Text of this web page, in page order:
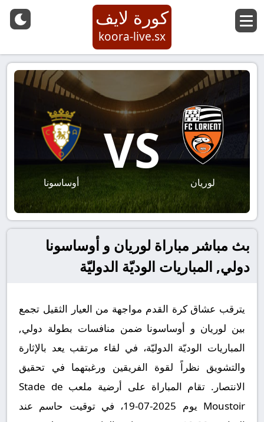
كورة لايف
koora-live.sx
لوريان
VS
أوساسونا
بث مباشر مباراة لوريان و أوساسونا
دولي, المباريات الوديّة الدوليّة
يترقب عشاق كرة القدم مواجهة من العيار الثقيل تجمع
بين لوريان و أوساسونا ضمن منافسات بطولة دولي,
المباريات الوديّة الدوليّة، في لقاء مرتقب يعد بالإثارة
والتشويق نظراً لقوة الفريقين ورغبتهما في تحقيق
الانتصار. تقام المباراة على أرضية ملعب Stade de
Moustoir يوم 2025-07-19، في توقيت حاسم عند